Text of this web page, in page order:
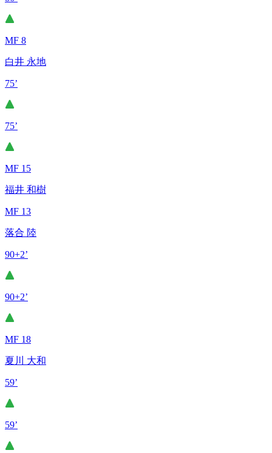
MF 8
白井 永地
75’
75’
MF 15
福井 和樹
MF 13
落合 陸
90+2’
90+2’
MF 18
夏川 大和
59’
59’